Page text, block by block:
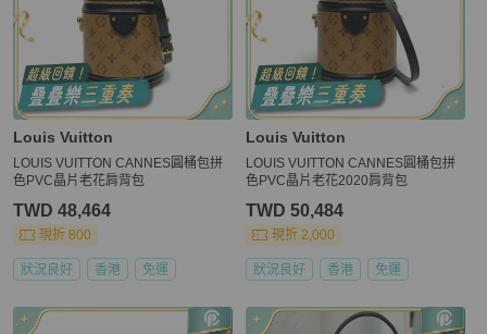
Louis Vuitton
LOUIS VUITTON CANNES圓桶包拼
色PVC晶片老花肩背包
TWD 48,464
現折 800
狀況良好 香港 免運
Louis Vuitton
LOUIS VUITTON CANNES圓桶包拼
色PVC晶片老花2020肩背包
TWD 50,484
現折 2,000
狀況良好 香港 免運